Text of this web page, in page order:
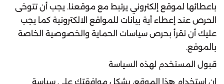
باعطائها لموقع إلكتروني يرتبط مع موقعنا. يجب أن تتوخى
الحرص عند إعطاء أية بيانات للمواقع الالكترونية كما يجب
عليك أن تقرأ بحرص سياسات الحماية والخصوصية الخاصة
بالموقع.
قبول المستخدم لهذه السياسة
إن استخدام هذا الموقع، يشكل موافقتك على سياسة